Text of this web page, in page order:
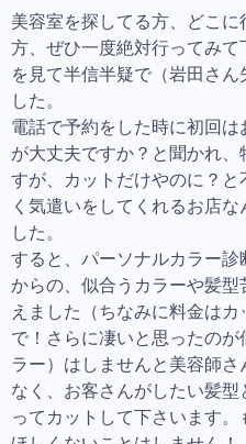
美容室を探してる方、どこ
方、ぜひ一度絶対行ってみて
を見て半信半疑で（岩田さ
した。
電話で予約をした時に初回
が大丈夫ですか？と聞かれ
すが、カットだけやのに？
く気遣いをしてくれるお店
した。
すると、パーソナルカラー
からの、似合うカラーや髪
えました（ちなみに料金はカ
で！さらに凄いと思ったの
ラー）はしませんと美容師
なく、お客さんがしたい髪
ってカットして下さいます